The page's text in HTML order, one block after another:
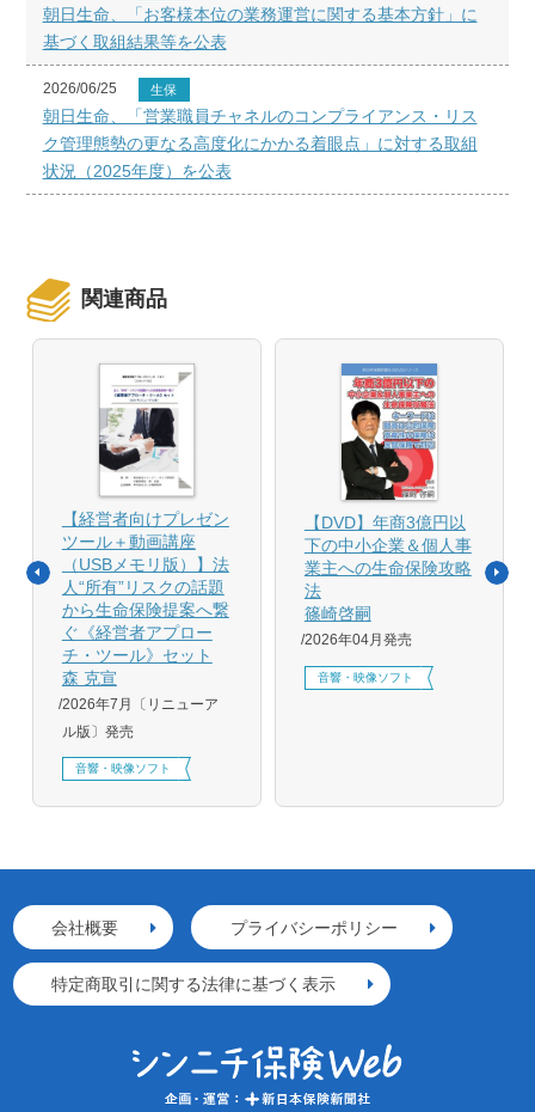
朝日生命、「お客様本位の業務運営に関する基本方針」に
基づく取組結果等を公表
2026/06/25 生保
朝日生命、「営業職員チャネルのコンプライアンス・リス
ク管理態勢の更なる高度化にかかる着眼点」に対する取組
状況（2025年度）を公表
関連商品
【経営者向けプレゼン
ツール＋動画講座
（USBメモリ版）】法
人“所有”リスクの話題
から生命保険提案へ繋
ぐ《経営者アプロー
チ・ツール》セット
森 克宣
2026年7月〔リニューア
ル版〕発売
音響・映像ソフト
【DVD】年商3億円以
下の中小企業＆個人事
業主への生命保険攻略
法
篠崎啓嗣
2026年04月発売
音響・映像ソフト
会社概要 プライバシーポリシー
特定商取引に関する法律に基づく表示